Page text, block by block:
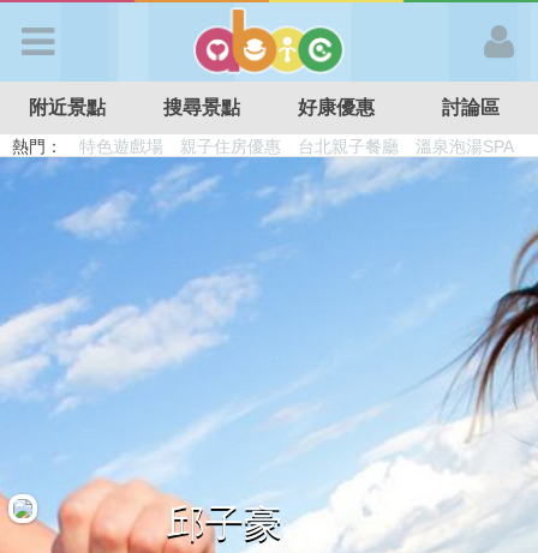
APP登入
首 頁
搜尋景點
好康優惠
最新留言
附近景點 搜尋景點 好康優惠 討論區
熱門： 溜滑梯民宿 觀光工廠 DIY摘果
日本親子景點
特色遊戲場
親子住房優惠 台北親子餐廳 溫泉泡湯SPA
邱子豪